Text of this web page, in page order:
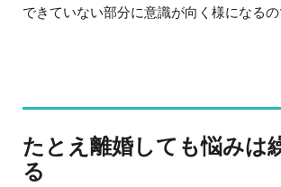
できていない部分に意識が向く様になるの
たとえ離婚しても悩みは
る